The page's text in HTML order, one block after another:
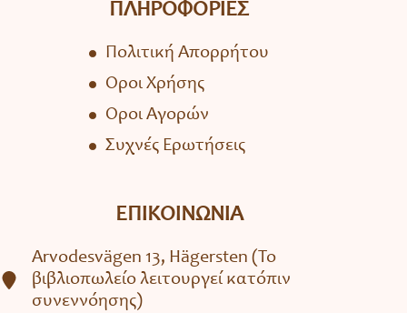
ΠΛΗΡΟΦΟΡΙΕΣ
Πολιτική Απορρήτου
Όροι Χρήσης
Όροι Αγορών
Συχνές Ερωτήσεις
ΕΠΙΚΟΙΝΩΝΙΑ
Arvodesvägen 13, Hägersten (To
βιβλιοπωλείο λειτουργεί κατόπιν
συνεννόησης)